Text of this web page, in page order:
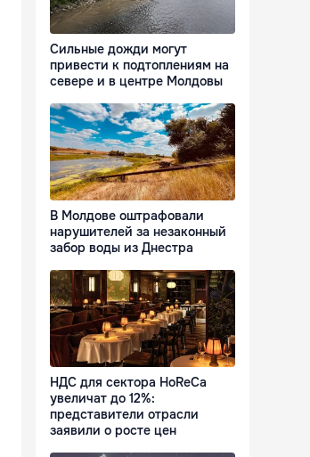
Сильные дожди могут
привести к подтоплениям на
севере и в центре Молдовы
В Молдове оштрафовали
нарушителей за незаконный
забор воды из Днестра
НДС для сектора HoReCa
увеличат до 12%:
представители отрасли
заявили о росте цен